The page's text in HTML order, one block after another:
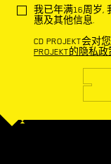
我已年满16周岁,
惠及其他信息.
CD PROJEKT会
PROJEKT的隐私政